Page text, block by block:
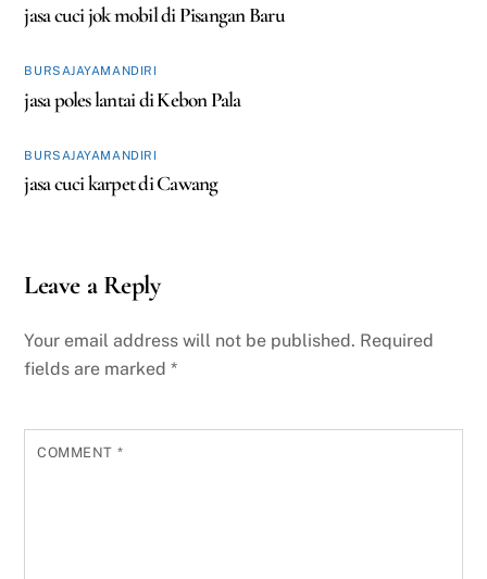
jasa cuci jok mobil di Pisangan Baru
BURSAJAYAMANDIRI
jasa poles lantai di Kebon Pala
BURSAJAYAMANDIRI
jasa cuci karpet di Cawang
Leave a Reply
Your email address will not be published. Required
fields are marked*
COMMENT *